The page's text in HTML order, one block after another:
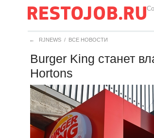
← RJNEWS / ВСЕ НОВОСТИ
Burger King станет
Hortons